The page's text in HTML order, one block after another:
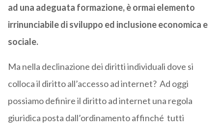
ad una adeguata formazione, è ormai elemento
irrinunciabile di sviluppo ed inclusione economica e
sociale.
Ma nella declinazione dei diritti individuali dove si
colloca il diritto all’accesso ad internet? Ad oggi
possiamo definire il diritto ad internet una regola
giuridica posta dall’ordinamento affinché tutti